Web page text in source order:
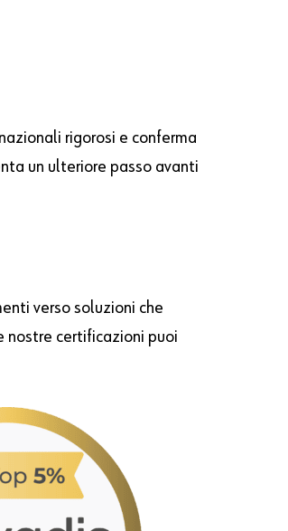
rigorosi e conferma
un ulteriore passo avanti
verso soluzioni che
nostre certificazioni puoi